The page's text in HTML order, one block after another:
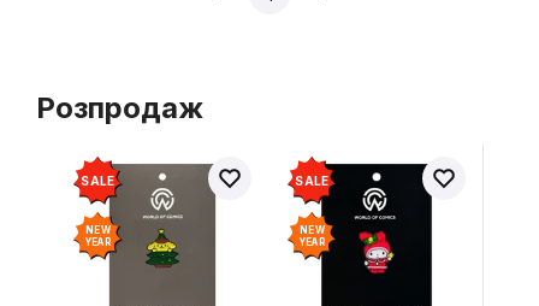
Розпродаж
SALE
NEW
YEAR
SALE
NEW
YEAR